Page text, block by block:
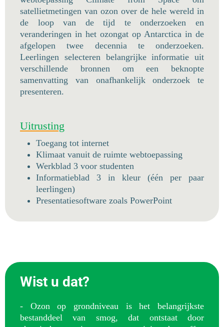
satellietmetingen van ozon over de hele wereld in
de loop van de tijd te onderzoeken en
veranderingen in het ozongat op Antarctica in de
afgelopen twee decennia te onderzoeken.
Leerlingen selecteren belangrijke informatie uit
verschillende bronnen om een beknopte
samenvatting van onafhankelijk onderzoek te
presenteren.
Uitrusting
Toegang tot internet
Klimaat vanuit de ruimte webtoepassing
Werkblad 3 voor studenten
Informatieblad 3 in kleur (één per paar
leerlingen)
Presentatiesoftware zoals PowerPoint
Wist u dat?
- Ozon op grondniveau is het belangrijkste
bestanddeel van smog, dat ontstaat door